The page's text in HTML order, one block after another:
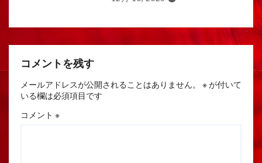
コメントを残す
メールアドレスが公開されることはありません。 ※が付いて
いる欄は必須項目です
コメント ※